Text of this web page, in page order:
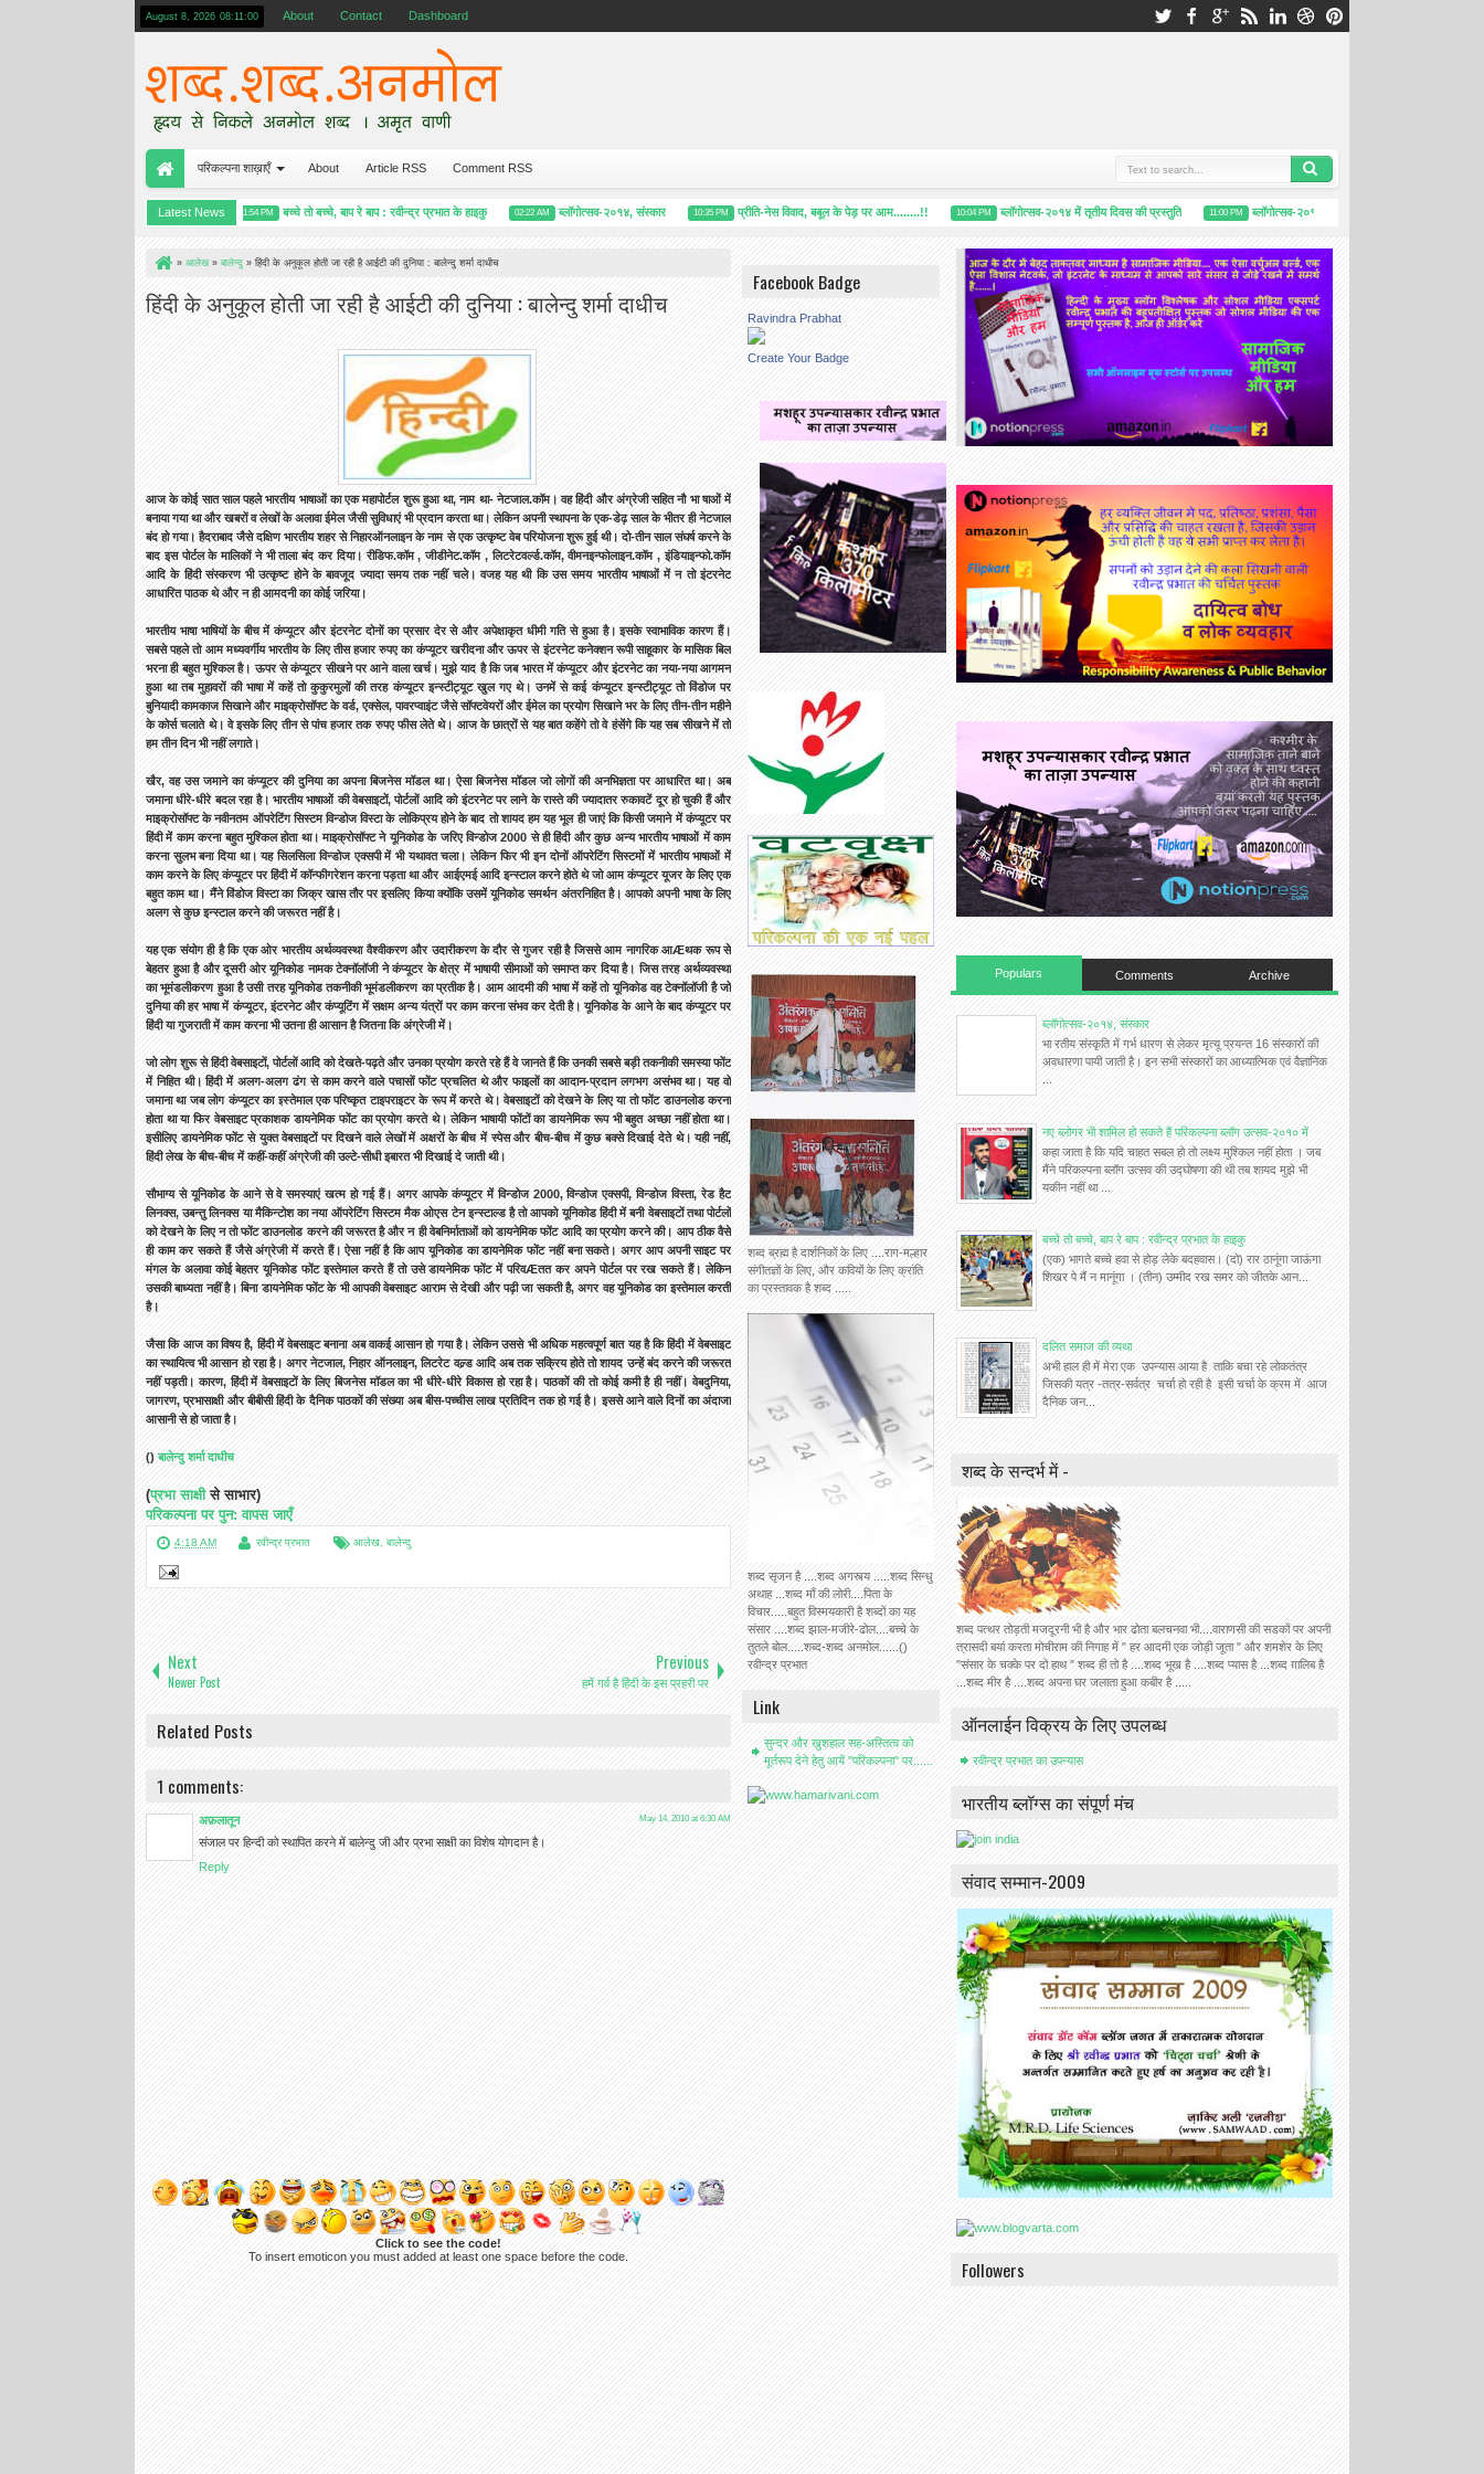
August 8, 2026 08:11:01 About Contact Dashboard
परिकल्पना शाख़ाएँ About Article RSS Comment RSS
Latest News
प्रकृति के विविध रूपों की सचित्र प्रस्तुति 11:54 PM बच्चे तो बच्चे, बाप रे बाप : रवीन्द्र प्रभात के हाइकु 02:22 AM ब्लॉगोत्सव-२०१४, संस्कार 10:35 PM प्रीति-नेस विवाद, ​बबूल के पेड़ पर आम........!! 10:04 PM ब्लॉगोत्सव-२०१४ में तृतीय दिवस की प्रस्तुति 11:00 PM ब्लॉगोत्सव-२०१४, द्वितीय दिवस: अज़ब-गजब अविस्कार
» आलेख » बालेन्दु » हिंदी के अनुकूल होती जा रही है आईटी की दुनिया : बालेन्दु शर्मा दाधीच
हिंदी के अनुकूल होती जा रही है आईटी की दुनिया : बालेन्दु शर्मा दाधीच
आज के कोई सात साल पहले भारतीय भाषाओं का एक महापोर्टल शुरू हुआ था, नाम था- नेटजाल.कॉम। वह हिंदी और अंग्रेजी सहित नौ भा षाओं में
बनाया गया था और खबरों व लेखों के अलावा ईमेल जैसी सुविधाएं भी प्रदान करता था। लेकिन अपनी स्थापना के एक-डेढ़ साल के भीतर ही नेटजाल
बंद हो गया। हैदराबाद जैसे दक्षिण भारतीय शहर से निहारऑनलाइन के नाम से एक उत्कृष्ट वेब परियोजना शुरू हुई थी। दो-तीन साल संघर्ष करने के
बाद इस पोर्टल के मालिकों ने भी ताला बंद कर दिया। रीडिफ.कॉम , जीडीनेट.कॉम , लिटरेटवर्ल्ड.कॉम, वीमनइन्फोलाइन.कॉम , इंडियाइन्फो.कॉम
आदि के हिंदी संस्करण भी उत्कृष्ट होने के बावजूद ज्यादा समय तक नहीं चले। वजह यह थी कि उस समय भारतीय भाषाओं में न तो इंटरनेट
आधारित पाठक थे और न ही आमदनी का कोई जरिया।
भारतीय भाषा भाषियों के बीच में कंप्यूटर और इंटरनेट दोनों का प्रसार देर से और अपेक्षाकृत धीमी गति से हुआ है। इसके स्वाभाविक कारण हैं।
सबसे पहले तो आम मध्यवर्गीय भारतीय के लिए तीस हजार रुपए का कंप्यूटर खरीदना और ऊपर से इंटरनेट कनेक्शन रूपी साहूकार के मासिक बिल
भरना ही बहुत मुश्किल है। ऊपर से कंप्यूटर सीखने पर आने वाला खर्च। मुझे याद है कि जब भारत में कंप्यूटर और इंटरनेट का नया-नया आगमन
हुआ था तब मुहावरों की भाषा में कहें तो कुकुरमुलों की तरह कंप्यूटर इन्स्टीट्यूट खुल गए थे। उनमें से कई कंप्यूटर इन्स्टीट्यूट तो विंडोज पर
बुनियादी कामकाज सिखाने और माइक्रोसॉफ्ट के वर्ड, एक्सेल, पावरप्वाइंट जैसे सॉफ्टवेयरों और ईमेल का प्रयोग सिखाने भर के लिए तीन-तीन महीने
के कोर्स चलाते थे। वे इसके लिए तीन से पांच हजार तक रुपए फीस लेते थे। आज के छात्रों से यह बात कहेंगे तो वे हंसेंगे कि यह सब सीखने में तो
हम तीन दिन भी नहीं लगाते।
खैर, वह उस जमाने का कंप्यूटर की दुनिया का अपना बिजनेस मॉडल था। ऐसा बिजनेस मॉडल जो लोगों की अनभिज्ञता पर आधारित था। अब
जमाना धीरे-धीरे बदल रहा है। भारतीय भाषाओं की वेबसाइटों, पोर्टलों आदि को इंटरनेट पर लाने के रास्ते की ज्यादातर रुकावटें दूर हो चुकी हैं और
माइक्रोसॉफ्ट के नवीनतम ऑपरेटिंग सिस्टम विन्डोज विस्टा के लोकिप्रय होने के बाद तो शायद हम यह भूल ही जाएं कि किसी जमाने में कंप्यूटर पर
हिंदी में काम करना बहुत मुश्किल होता था। माइक्रोसॉफ्ट ने यूनिकोड के जरिए विन्डोज 2000 से ही हिंदी और कुछ अन्य भारतीय भाषाओं में काम
करना सुलभ बना दिया था। यह सिलसिला विन्डोज एक्सपी में भी यथावत चला। लेकिन फिर भी इन दोनों ऑपरेटिंग सिस्टमों में भारतीय भाषाओं में
काम करने के लिए कंप्यूटर पर हिंदी में कॉन्फीगरेशन करना पड़ता था और आईएमई आदि इन्स्टाल करने होते थे जो आम कंप्यूटर यूजर के लिए एक
बहुत काम था। मैंने विंडोज विस्टा का जिक्र खास तौर पर इसलिए किया क्योंकि उसमें यूनिकोड समर्थन अंतरनिहित है। आपको अपनी भाषा के लिए
अलग से कुछ इन्स्टाल करने की जरूरत नहीं है।
यह एक संयोग ही है कि एक ओर भारतीय अर्थव्यवस्था वैश्वीकरण और उदारीकरण के दौर से गुजर रही है जिससे आम नागरिक आÆथक रूप से
बेहतर हुआ है और दूसरी ओर यूनिकोड नामक टेक्नॉलॉजी ने कंप्यूटर के क्षेत्र में भाषायी सीमाओं को समाप्त कर दिया है। जिस तरह अर्थव्यवस्था
का भूमंडलीकरण हुआ है उसी तरह यूनिकोड तकनीकी भूमंडलीकरण का प्रतीक है। आम आदमी की भाषा में कहें तो यूनिकोड वह टेक्नॉलॉजी है जो
दुनिया की हर भाषा में कंप्यूटर, इंटरनेट और कंप्यूटिंग में सक्षम अन्य यंत्रों पर काम करना संभव कर देती है। यूनिकोड के आने के बाद कंप्यूटर पर
हिंदी या गुजराती में काम करना भी उतना ही आसान है जितना कि अंग्रेजी में।
जो लोग शुरू से हिंदी वेबसाइटों, पोर्टलों आदि को देखते-पढ़ते और उनका प्रयोग करते रहे हैं वे जानते हैं कि उनकी सबसे बड़ी तकनीकी समस्या फोंट
में निहित थी। हिंदी में अलग-अलग ढंग से काम करने वाले पचासों फोंट प्रचलित थे और फाइलों का आदान-प्रदान लगभग असंभव था। यह वो
जमाना था जब लोग कंप्यूटर का इस्तेमाल एक परिष्कृत टाइपराइटर के रूप में करते थे। वेबसाइटों को देखने के लिए या तो फोंट डाउनलोड करना
होता था या फिर वेबसाइट प्रकाशक डायनेमिक फोंट का प्रयोग करते थे। लेकिन भाषायी फोंटों का डायनेमिक रूप भी बहुत अच्छा नहीं होता था।
इसीलिए डायनेमिक फोंट से युक्त वेबसाइटों पर दिखने वाले लेखों में अक्षरों के बीच में स्पेस और बीच-बीच में कुछ बक्से दिखाई देते थे। यही नहीं,
हिंदी लेख के बीच-बीच में कहीं-कहीं अंग्रेजी की उल्टे-सीधी इबारत भी दिखाई दे जाती थी।
सौभाग्य से यूनिकोड के आने से वे समस्याएं खत्म हो गई हैं। अगर आपके कंप्यूटर में विन्डोज 2000, विन्डोज एक्सपी, विन्डोज विस्ता, रेड हैट
लिनक्स, उबन्तु लिनक्स या मैकिन्टोश का नया ऑपरेटिंग सिस्टम मैक ओएस टेन इन्स्टाल्ड है तो आपको यूनिकोड हिंदी में बनी वेबसाइटों तथा पोर्टलों
को देखने के लिए न तो फोंट डाउनलोड करने की जरूरत है और न ही वेबनिर्माताओं को डायनेमिक फोंट आदि का प्रयोग करने की। आप ठीक वैसे
ही काम कर सकते हैं जैसे अंग्रेजी में करते हैं। ऐसा नहीं है कि आप यूनिकोड का डायनेमिक फोंट नहीं बना सकते। अगर आप अपनी साइट पर
मंगल के अलावा कोई बेहतर यूनिकोड फोंट इस्तेमाल करते हैं तो उसे डायनेमिक फोंट में परिवÆतत कर अपने पोर्टल पर रख सकते हैं। लेकिन
उसकी बाध्यता नहीं है। बिना डायनेमिक फोंट के भी आपकी वेबसाइट आराम से देखी और पढ़ी जा सकती है, अगर वह यूनिकोड का इस्तेमाल करती
है।
जैसा कि आज का विषय है, हिंदी में वेबसाइट बनाना अब वाकई आसान हो गया है। लेकिन उससे भी अधिक महत्वपूर्ण बात यह है कि हिंदी में वेबसाइट
का स्थायित्व भी आसान हो रहा है। अगर नेटजाल, निहार ऑनलाइन, लिटरेट वल्र्ड आदि अब तक सक्रिय होते तो शायद उन्हें बंद करने की जरूरत
नहीं पड़ती। कारण, हिंदी में वेबसाइटों के लिए बिजनेस मॉडल का भी धीरे-धीरे विकास हो रहा है। पाठकों की तो कोई कमी है ही नहीं। वेबदुनिया,
जागरण, प्रभासाक्षी और बीबीसी हिंदी के दैनिक पाठकों की संख्या अब बीस-पच्चीस लाख प्रतिदिन तक हो गई है। इससे आने वाले दिनों का अंदाजा
आसानी से हो जाता है।
()बालेन्दु शर्मा दाधीच
(प्रभा साक्षीसे साभार)
परिकल्पना पर पुन: वापस जाएँ
4:18 AM रवीन्द्र प्रभात आलेख बालेन्दु
Next
Newer Post
Previous
हमें गर्व है हिंदी के इस प्रहरी पर
Related Posts
1 comments:
अफ़लातून May 14, 2010 at 6:30 AM
संजाल पर हिन्दी को स्थापित करने में बालेन्दु जी और प्रभा साक्षी का विशेष योगदान है।
Reply
Click to see the code!
To insert emoticon you must added at least one space before the code.
Populars Comments Archive
ब्लॉगोत्सव-२०१४, संस्कार
भा रतीय संस्कृति में गर्भ धारण से लेकर मृत्यू प्रयन्त 16 संस्कारों की
अवधारणा पायी जाती है। इन सभी संस्कारों का आध्यात्मिक एवं वैज्ञानिक
...
नए ब्लोगर भी शामिल हो सकते हैं परिकल्पना ब्लॉग उत्सव-२०१० में
कहा जाता है कि यदि चाहत सबल हो तो लक्ष्य मुश्किल नहीं होता । जब
मैंने परिकल्पना ब्लॉग उत्सव की उद्घोषणा की थी तब शायद मुझे भी
यकीन नहीं था ...
बच्चे तो बच्चे, बाप रे बाप : रवीन्द्र प्रभात के हाइकु
(एक) भागते बच्चे हवा से होड़ लेके बदहवास। (दो) रार ठानूंगा जाऊंगा
शिखर पे मैं न मानूंगा । (तीन) उम्मीद रख समर को जीतके आन...
दलित समाज की व्यथा
अभी हाल ही में मेरा एक उपन्यास आया है ताकि बचा रहे लोकतंत्र
जिसकी यत्र -तत्र-सर्वत्र चर्चा हो रही है इसी चर्चा के क्रम में आज
दैनिक जन...
शब्द के सन्दर्भ में -
शब्द पत्थर तोड़ती मजदूरनी भी है और भार ढोता बलचनवा भी....वाराणसी की सडकों पर अपनी
त्रासदी बयां करता मोचीराम की निगाह में " हर आदमी एक जोड़ी जूता " और शमशेर के लिए
"संसार के चक्के पर दो हाथ " शब्द ही तो है ....शब्द भूख है ....शब्द प्यास है ...शब्द ग़ालिब है
...शब्द मीर है ....शब्द अपना घर जलाता हुआ कबीर है .....
ऑनलाईन विक्रय के लिए उपलब्ध
रवीन्द्र प्रभात का उपन्यास
भारतीय ब्लॉग्स का संपूर्ण मंच
संवाद सम्मान-2009
Followers
Facebook Badge
Ravindra Prabhat
Create Your Badge
शब्द ब्रह्म है दार्शनिकों के लिए ....राग-मल्हार
संगीतज्ञों के लिए, और कवियों के लिए क्रांति
का प्रस्तावक है शब्द .....
शब्द सृजन है ....शब्द अगस्त्य .....शब्द सिन्धु
अथाह ...शब्द माँ की लोरी....पिता के
विचार.....बहुत विस्मयकारी है शब्दों का यह
संसार ....शब्द झाल-मजीरे-ढोल....बच्चे के
तुतले बोल.....शब्द-शब्द अनमोल......()
रवीन्द्र प्रभात
Link
सुन्दर और खुशहाल सह-अस्तित्व को
मूर्तरूप देने हेतु आयें "परिकल्पना" पर......